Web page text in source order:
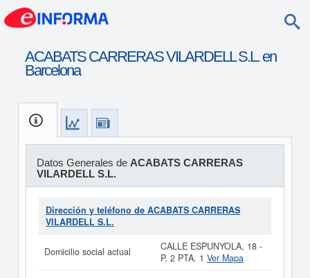
ACABATS CARRERAS VILARDELL S.L. en
Barcelona
Datos Generales de ACABATS CARRERAS
VILARDELL S.L.
Dirección y teléfono de ACABATS CARRERAS
VILARDELL S.L.
Domicilio social actual
CALLE ESPUNYOLA, 18 -
P. 2 PTA. 1 Ver Mapa